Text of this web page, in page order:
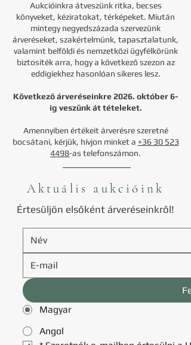
Aukcióinkra átveszünk ritka, becses
könyveket, kéziratokat, térképeket. Miután
mintegy negyedszázada szervezünk
árveréseket, szakértelmünk, tapasztalatunk,
valamint belföldi és nemzetközi ügyfélkörünk
biztosíték arra, hogy a következő szezon az
eddigiekhez hasonlóan sikeres lesz.
Következő árveréseinkre 2026. október 6-
ig veszünk át tételeket.
Amennyiben értékeit árverésre szeretné
bocsátani, kérjük, hívjon minket a +36 30 523
4498-as telefonszámon.
Aktuális aukcióink
Értesüljön elsőként árveréseinkről!
Magyar
Angol